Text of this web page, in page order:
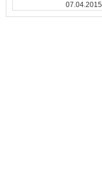
07.04.2015